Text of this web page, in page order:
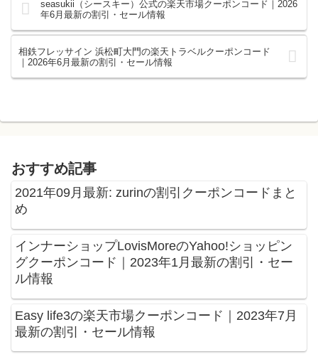
seasukii（シースキー）公式の楽天市場クーポンコード｜2026
年6月最新の割引・セール情報
相鉄フレッサイン 浜松町大門の楽天トラベルクーポンコード
｜2026年6月最新の割引・セール情報
おすすめ記事
2021年09月最新: zurinの割引クーポンコードまと
め
インナーショップLovisMoreのYahoo!ショッピン
グクーポンコード｜2023年1月最新の割引・セー
ル情報
Easy life3の楽天市場クーポンコード｜2023年7月
最新の割引・セール情報